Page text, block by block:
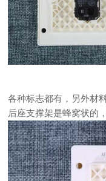
各种标志都有，另外材
后座支撑架是蜂窝状的